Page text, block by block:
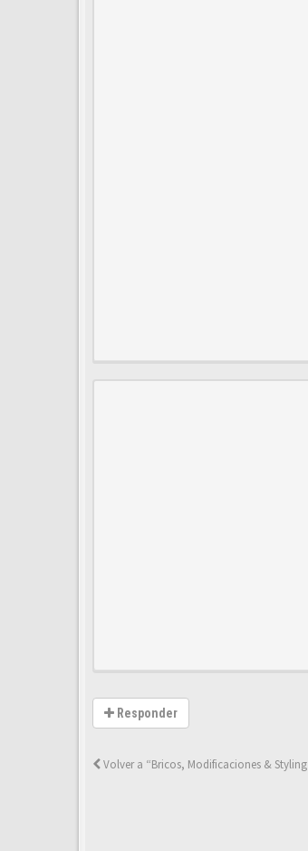
Responder
Volver a “Bricos, Modificaciones & Styling